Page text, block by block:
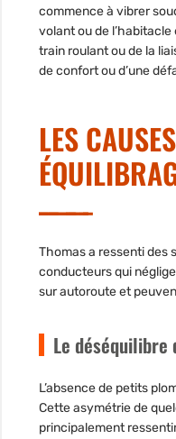
commence à vibrer
volant ou de
train roulant ou de la
de confort ou d’une
LES
Thomas a ressenti des
conducteurs qui
sur autoroute et
Le déséquilibre
L’absence de petits
Cette asymétrie de
principalement